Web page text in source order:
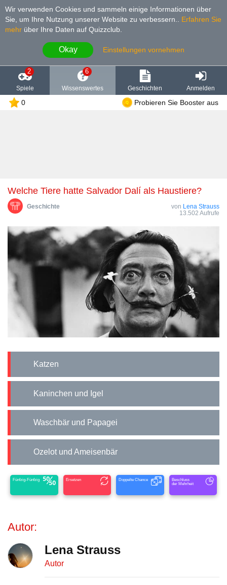
Wir verwenden Cookies und sammeln einige Informationen über
Sie, um Ihre Nutzung unserer Website zu verbessern.
Erfahren Sie
mehr über Ihre Daten auf Quizzclub.
Okay Einstellungen vornehmen
2
Spiele
6
Wissenswertes Geschichten Anmelden
0 Probieren Sie Booster aus
Welche Tiere hatte Salvador Dalí als Haustiere?
Geschichte von Lena Strauss
13.502 Aufrufe
Katzen
Kaninchen und Igel
Waschbär und Papagei
Ozelot und Ameisenbär
Fünfzig-Fünfzig Ersetzen Doppelte Chance
Beschluss
der Mehrheit
Autor:
Lena Strauss
Autor